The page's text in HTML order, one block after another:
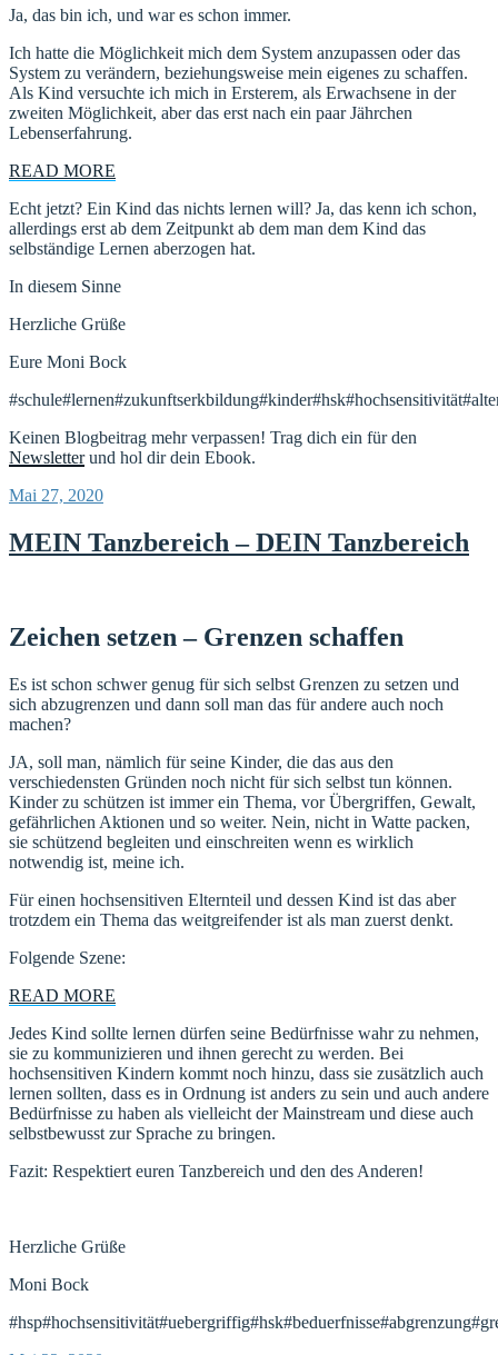
Ja, das bin ich, und war es schon immer.
Ich hatte die Möglichkeit mich dem System anzupassen oder das
System zu verändern, beziehungsweise mein eigenes zu schaffen.
Als Kind versuchte ich mich in Ersterem, als Erwachsene in der
zweiten Möglichkeit, aber das erst nach ein paar Jährchen
Lebenserfahrung.
READ MORE
Echt jetzt? Ein Kind das nichts lernen will? Ja, das kenn ich schon,
allerdings erst ab dem Zeitpunkt ab dem man dem Kind das
selbständige Lernen aberzogen hat.
In diesem Sinne
Herzliche Grüße
Eure Moni Bock
Keinen Blogbeitrag mehr verpassen! Trag dich ein für den
Newsletterund hol dir dein Ebook.
Veröffentlicht
Mai 27, 2020
MEIN Tanzbereich – DEIN Tanzbereich
Zeichen setzen – Grenzen schaffen
Es ist schon schwer genug für sich selbst Grenzen zu setzen und
sich abzugrenzen und dann soll man das für andere auch noch
machen?
JA, soll man, nämlich für seine Kinder, die das aus den
verschiedensten Gründen noch nicht für sich selbst tun können.
Kinder zu schützen ist immer ein Thema, vor Übergriffen, Gewalt,
gefährlichen Aktionen und so weiter. Nein, nicht in Watte packen,
sie schützend begleiten und einschreiten wenn es wirklich
notwendig ist, meine ich.
Für einen hochsensitiven Elternteil und dessen Kind ist das aber
trotzdem ein Thema das weitgreifender ist als man zuerst denkt.
Folgende Szene:
READ MORE
Jedes Kind sollte lernen dürfen seine Bedürfnisse wahr zu nehmen,
sie zu kommunizieren und ihnen gerecht zu werden. Bei
hochsensitiven Kindern kommt noch hinzu, dass sie zusätzlich auch
lernen sollten, dass es in Ordnung ist anders zu sein und auch andere
Bedürfnisse zu haben als vielleicht der Mainstream und diese auch
selbstbewusst zur Sprache zu bringen.
Fazit: Respektiert euren Tanzbereich und den des Anderen!
Herzliche Grüße
Moni Bock